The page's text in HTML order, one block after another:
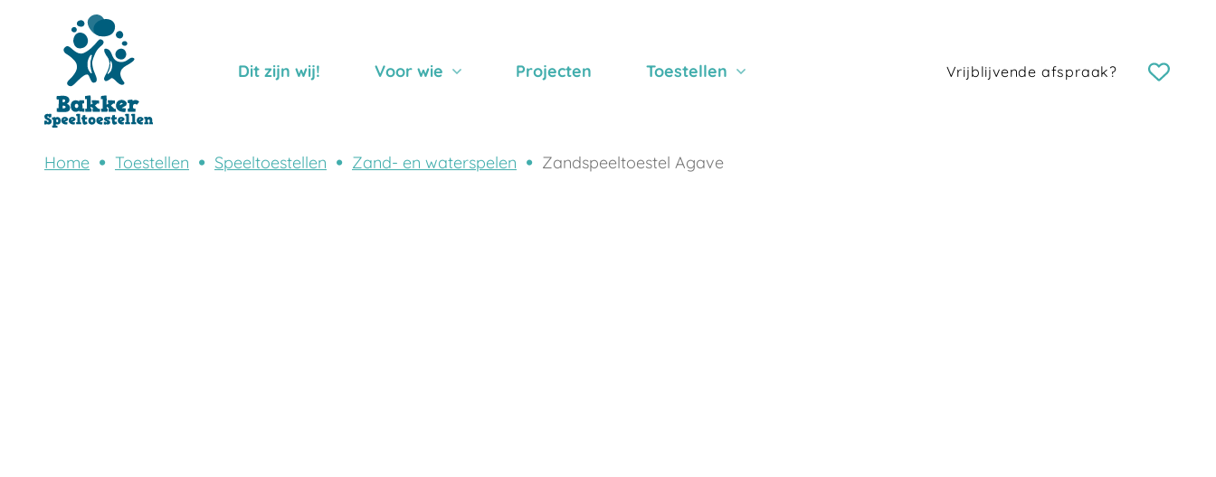
Dit zijn wij! Voor wie Projecten Toestellen Vrijblijvende afspraak?
Home Toestellen Speeltoestellen Zand- en waterspelen Zandspeeltoestel Agave